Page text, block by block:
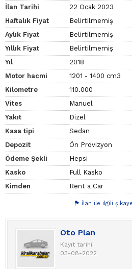
İlan Tarihi
22 Ocak 2023
Haftalık Fiyat
Belirtilmemiş
Aylık Fiyat
Belirtilmemiş
Yıllık Fiyat
Belirtilmemiş
Yıl
2018
Motor hacmi
1201 - 1400 cm3
Kilometre
110.000
Vites
Manuel
Yakıt
Dizel
Kasa tipi
Sedan
Depozit
Ön Provizyon
Ödeme Şekli
Hepsi
Kasko
Full Kasko
Kimden
Rent a Car
İlan ile ilgili
Oto Plan
Kayıt tarihi:
03-08-2022